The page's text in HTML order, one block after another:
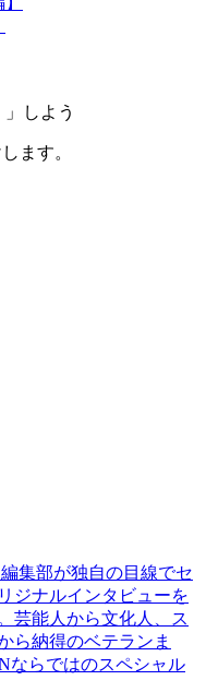
しよう
ます。
集部が独自の目線でセ
ジナルインタビューを
芸能人から文化人、ス
ら納得のベテランま
ならではのスペシャル